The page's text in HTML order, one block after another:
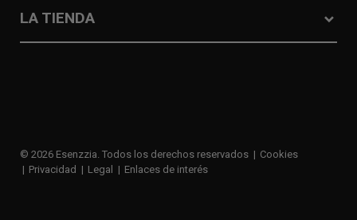
LA TIENDA
© 2026 Esenzzia. Todos los derechos reservados
Cookies
Privacidad
Legal Enlaces de interés